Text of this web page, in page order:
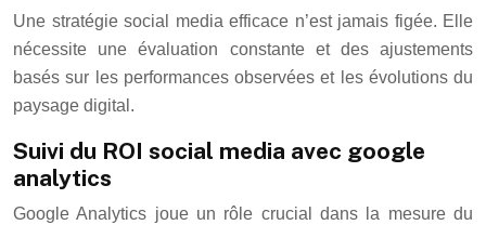
Une stratégie social media efficace n’est jamais figée. Elle
nécessite une évaluation constante et des ajustements
basés sur les performances observées et les évolutions du
paysage digital.
Suivi du ROI social media avec google
analytics
Google Analytics joue un rôle crucial dans la mesure du